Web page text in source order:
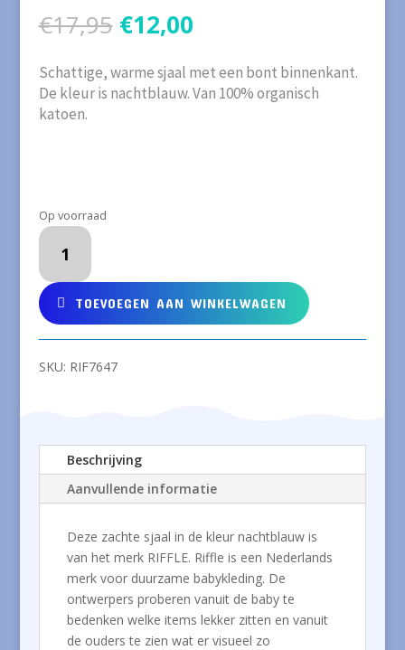
€17,95 Oorspronkelijke
prijs
was:
€17,95.
€12,00Huidige
is:
€12,00.
Schattige, warme sjaal met een bont binnenkant.
De kleur is nachtblauw. Van 100% organisch
katoen.
Op voorraad
RIFFLE
sjaal
nachtblauw
aantal
TOEVOEGEN AAN WINKELWAGEN
SKU: RIF7647
Beschrijving
Aanvullende informatie
Deze zachte sjaal in de kleur nachtblauw is
van het merk RIFFLE. Riffle is een Nederlands
merk voor duurzame babykleding. De
ontwerpers proberen vanuit de baby te
bedenken welke items lekker zitten en vanuit
de ouders te zien wat er visueel zo